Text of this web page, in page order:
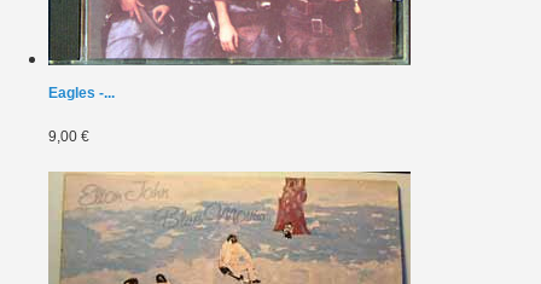
Eagles -...
9,00 €